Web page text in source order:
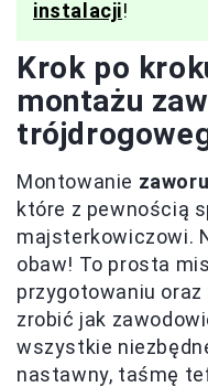
instalacji!
Krok po
montażu
Montowanie
które z pewnością
majsterkowiczowi.
obaw! To prosta
przygotowaniu
zrobić jak
wszystkie
nastawny, taśmę